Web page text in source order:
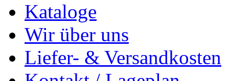
Kataloge
Wir über uns
Liefer- & Versandkosten